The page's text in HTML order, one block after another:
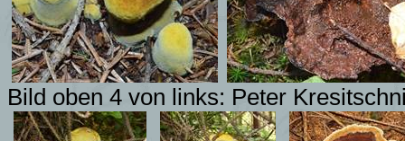
Bild oben 4 von links: Peter